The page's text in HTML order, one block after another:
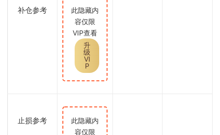
补仓参考
此隐藏内
容仅限
VIP查看
升
级
VI
P
止损参考
此隐藏内
容仅限